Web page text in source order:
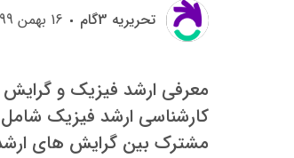
تحريريه 3گام 16 بهمن 1399
معرفی ارشد فیزیک و
کارشناسی ارشد فیزیک
مشترک بین گرایش های